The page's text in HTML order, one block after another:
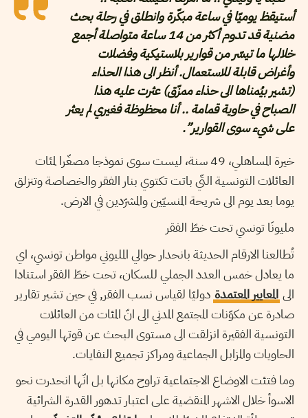
أستيقظ يوميّا في ساعة مبكّرة وانطلق في رحلة بحث
مضنية قد تدوم أكثر من 14 ساعة متواصلة أجمع
خلالها ما تيسّر من قوارير بلاستيكية وفضلات
وأغراض قابلة للاستعمال. أنظر الى هذا الحذاء
(تشير بيُمناها الى حذاء ممزّق) عثرت عليه هذا
الصباح في حاوية قمامة .. أنا محظوظة فغيري لم يعثر
على شيء سوى القوارير”.
خيرة المساهلي، 49 سنة، ليست سوى نموذجا مصغّرا لمئات
العائلات التونسية التّي باتت تكتوي بنار الفقر والخصاصة وتنزلق
يوما بعد يوم الى شريحة المنسيّين والمشرّدين في الارض.
مليونَا تونسي تحت خطّ الفقر
تُطالعنا الارقام الحديثة بانحدار حوالي المليوني مواطن تونسي، اي
ما يعادل خمس العدد الجملي للسكان، تحت خطّ الفقر استنادا
الى المعايير المعتمدة دوليّا لقياس نسب الفقر, في حين تشير تقارير
صادرة عن مكوّنات المجتمع المدني الى انّ المئات من العائلات
التونسية الفقيرة انزلقت الى مستوى البحث عن قوتها اليومي في
الحاويات والمزابل الجماعية ومراكز تجميع النفايات.
وما فتئت الاوضاع الاجتماعية تراوح مكانها بل انّها انحدرت نحو
الاسوأ خلال الاشهر المنقضية على اعتبار تدهور القدرة الشرائية